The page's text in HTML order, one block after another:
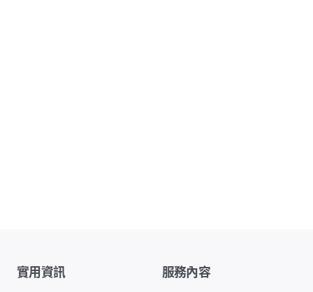
實用資訊 服務內容